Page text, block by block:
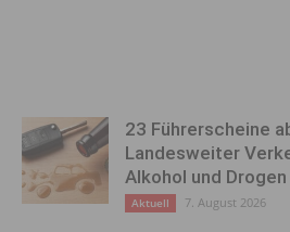
23 Führerscheine
Landesweiter
Alkohol und
Aktuell 7. August 2026